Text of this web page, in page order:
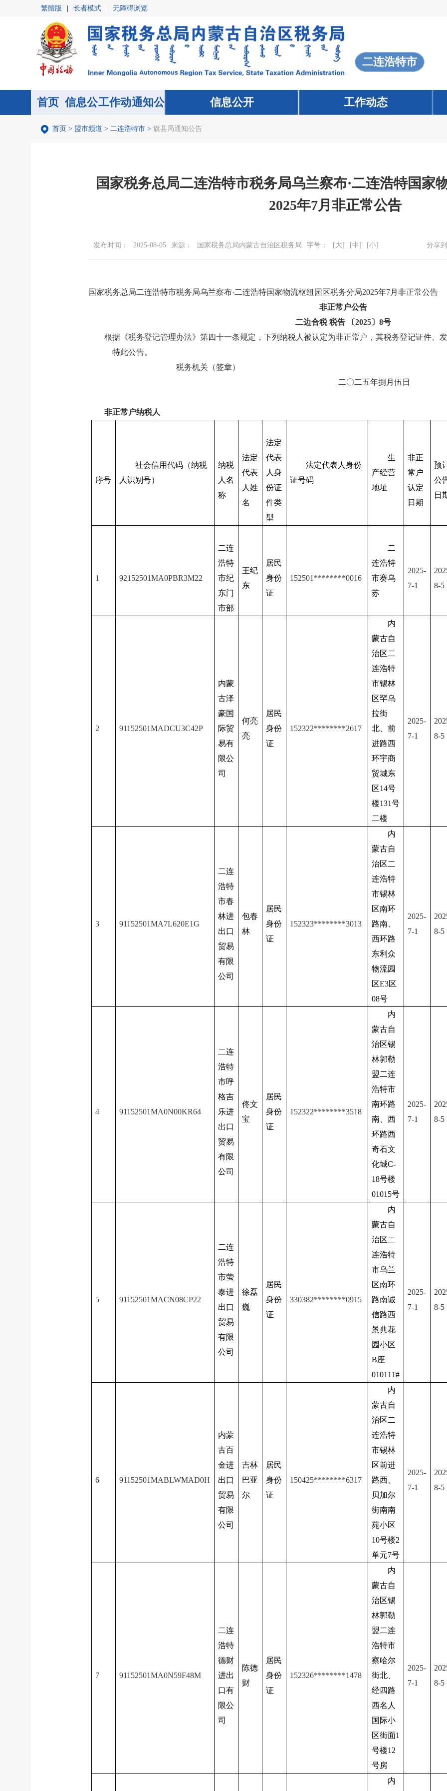
繁體版 长者模式 无障碍浏览
二连浩特市
首页 信息公
开
工作动
态
通知公
告
首页 信息公开 工作动态
首页 > 盟市频道 > 二连浩特市 > 旗县局通知公告
国家税务总局二连浩特市税务局乌兰察布·二连浩特国家
2025年7月非正常公告
发布时间： 2025-08-05 来源： 国家税务总局内蒙古自治区税务局 字号： [大] [中] [小] 分享到
国家税务总局二连浩特市税务局乌兰察布·二连浩特国家物流枢纽园区税务分局2025年7月非正常公告
非正常户公告
二边合税 税告 〔2025〕 8号
根据《税务登记管理办法》 第四十一条规定，下列 纳税人被认定为非正常户 ，其税务登记证件、
特此公告。
税务机关（签章）
二〇二五年捌 月 伍 日
非正常户纳税人
序号
社会信用代码（纳税
人识别号）
纳税
人名
称
法定
代表
人姓
名
法定
代表
人身
份证
件类
型
法定代表人身份
证号码
生
产经营
地址
非正
常户
认定
日期
预
公
日
1 92152501MA0PBR3M22
二连
浩特
市纪
东门
市部
王纪
东
居民
身份
证
152501 ********0016
二
连浩特
市赛乌
苏
2025-
7-1
8-5
2 91152501MADCU3C42P
内蒙
古泽
豪国
际贸
易有
限公
司
何亮
亮
居民
身份
证
152322********2617
内
蒙古自
治区二
连浩特
市锡林
区罕乌
拉街
北、前
进路西
环宇商
贸城东
区14号
楼131号
二楼
2025-
7-1
8-5
3 91152501MA7L620E1G
二连
浩特
市春
林进
出口
贸易
有限
公司
包春
林
居民
身份
证
152323********3013
内
蒙古自
治区二
连浩特
市锡林
区南环
路南、
西环路
东利众
物流园
区E3区
08号
2025-
7-1
8-5
4 91152501MA0N00KR64
二连
浩特
市呼
格吉
乐进
出口
贸易
有限
公司
佟文
宝
居民
身份
证
152322********3518
内
蒙古自
治区锡
林郭勒
盟二连
浩特市
南环路
南、西
环路西
奇石文
化城C-
18号楼
01015号
2025-
7-1
8-5
5 91152501MACN08CP22
二连
浩特
市萤
泰进
出口
贸易
有限
公司
徐磊
巍
居民
身份
证
330382********0915
内
蒙古自
治区二
连浩特
市乌兰
区南环
路南诚
信路西
景典花
园小区
B座
010111#
2025-
7-1
8-5
6 91152501MABLWMAD0H
内蒙
古百
金进
出口
贸易
有限
公司
吉林
巴亚
尔
居民
身份
证
150425********6317
内
蒙古自
治区二
连浩特
市锡林
区前进
路西、
贝加尔
街南南
苑小区
10号楼2
单元7号
2025-
7-1
8-5
7 91152501MA0N59F48M
二连
浩特
德财
进出
口有
限公
司
陈德
财
居民
身份
证
152326********1478
内
蒙古自
治区锡
林郭勒
盟二连
浩特市
察哈尔
街北、
经四路
西名人
国际小
区街面1
号楼12
号房
2025-
7-1
8-5
内